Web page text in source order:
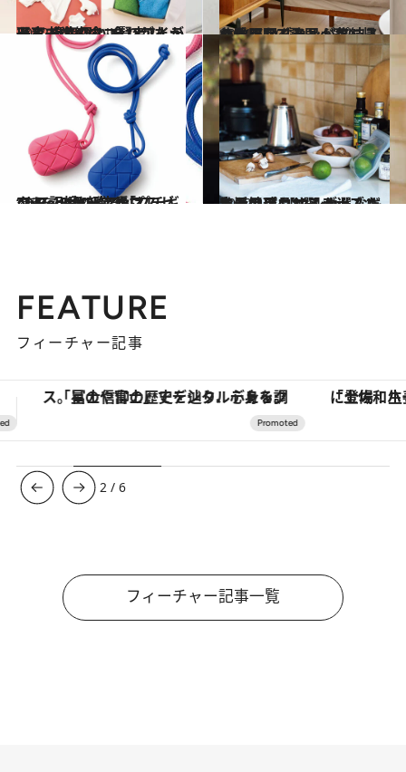
2022.1.17
子育て中のママ賢者2人が選ぶ 嬉しい！ ありがたい！ 出産祝い 全18アイテムを一挙紹介
ライフスタイル 2021.5.20
北欧照明ブランドプレスの愛用品7選 早く家に帰りたくなる逸品が集結！
ライフスタイル
2021.12.20
“あるといいな”をプレゼント 記憶に残る「プチギフト」8点 新定番はAirPodsケースやマスク！
ライフスタイル 2022.1.8
生活のプロ12人が選んだ 私も地球もサステナブルな日用品 【エシカルなキッチン用品8選】
ライフスタイル
FEATURE
フィーチャー記事
「土佐和ハーブかき氷」がOMO7高知に登場！生姜、山椒、大葉など目にも舌にも涼を呼ぶ郷土の味 ヴァシュロン・コンスタンタ
3 /6
フィーチャー記事一覧